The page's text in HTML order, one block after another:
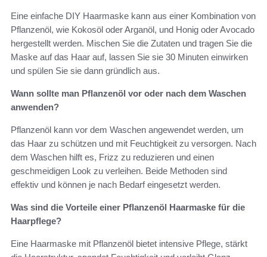
Eine einfache DIY Haarmaske kann aus einer Kombination von
Pflanzenöl, wie Kokosöl oder Arganöl, und Honig oder Avocado
hergestellt werden. Mischen Sie die Zutaten und tragen Sie die
Maske auf das Haar auf, lassen Sie sie 30 Minuten einwirken
und spülen Sie sie dann gründlich aus.
Wann sollte man Pflanzenöl vor oder nach dem Waschen
anwenden?
Pflanzenöl kann vor dem Waschen angewendet werden, um
das Haar zu schützen und mit Feuchtigkeit zu versorgen. Nach
dem Waschen hilft es, Frizz zu reduzieren und einen
geschmeidigen Look zu verleihen. Beide Methoden sind
effektiv und können je nach Bedarf eingesetzt werden.
Was sind die Vorteile einer Pflanzenöl Haarmaske für die
Haarpflege?
Eine Haarmaske mit Pflanzenöl bietet intensive Pflege, stärkt